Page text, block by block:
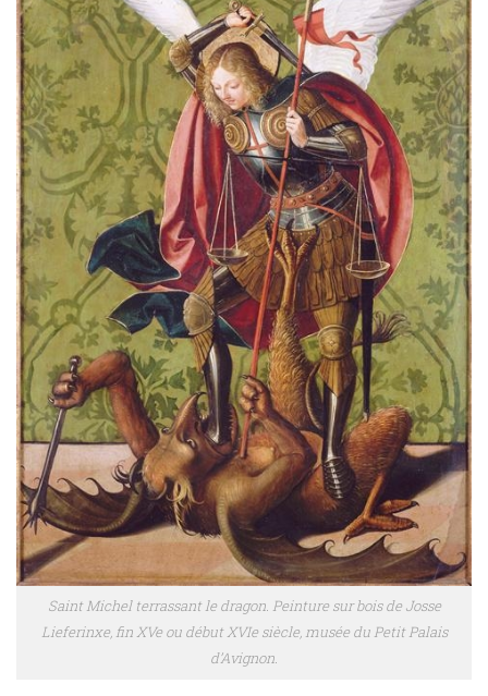
Saint Michel terrassant le dragon. Peinture sur bois de Josse
Lieferinxe, fin XVe ou début XVIe siècle, musée du Petit Palais
d’Avignon.